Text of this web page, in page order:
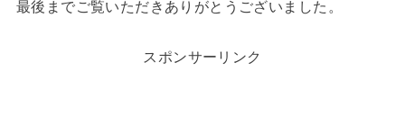
最後までご覧いただきありがとうございました。
スポンサーリンク